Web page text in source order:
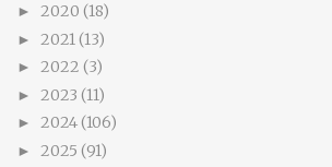
► 2020 (18)
► 2021(13)
► 2022 (3)
► 2023 (11)
► 2024(106)
► 2025 (91)